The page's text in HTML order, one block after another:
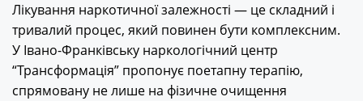
Лікування наркотичної залежності — це складний і
тривалий процес, який повинен бути комплексним.
У Івано-Франківську наркологічний центр
“Трансформація” пропонує поетапну терапію,
спрямовану не лише на фізичне очищення